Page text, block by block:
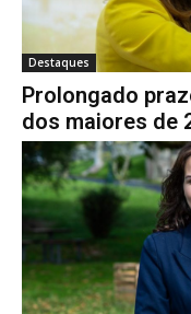
Destaques
Prolongado
dos maiores de